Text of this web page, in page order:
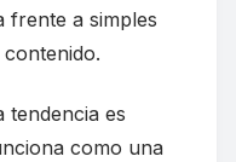
frente a simples
tendencia es
como una